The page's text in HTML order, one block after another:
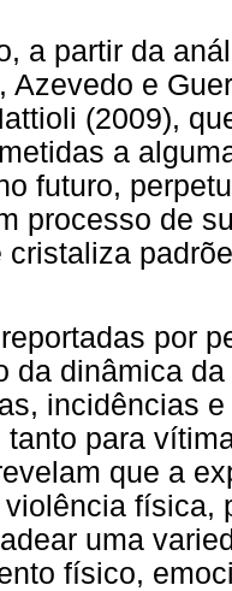
a partir da
Azevedo e
(2009),
a
futuro,
processo de
cristaliza
por
da dinâmica
incidências
tanto para
que a
física,
uma
físico,